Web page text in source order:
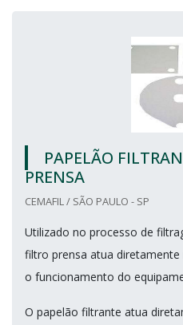
PAPELÃO
PRENSA
CEMAFIL / SÃO PAULO - SP
Utilizado no processo de
filtro prensa atua
o funcionamento do
O papelão filtrante atua